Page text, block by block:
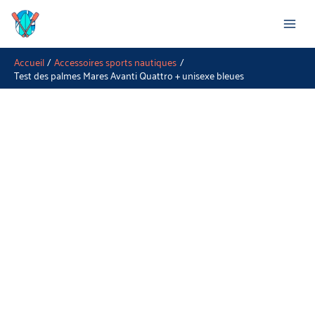
Aller
contenu
Accueil Accessoires sports nautiques
Test des palmes Mares Avanti Quattro + unisexe bleues
Rechercher